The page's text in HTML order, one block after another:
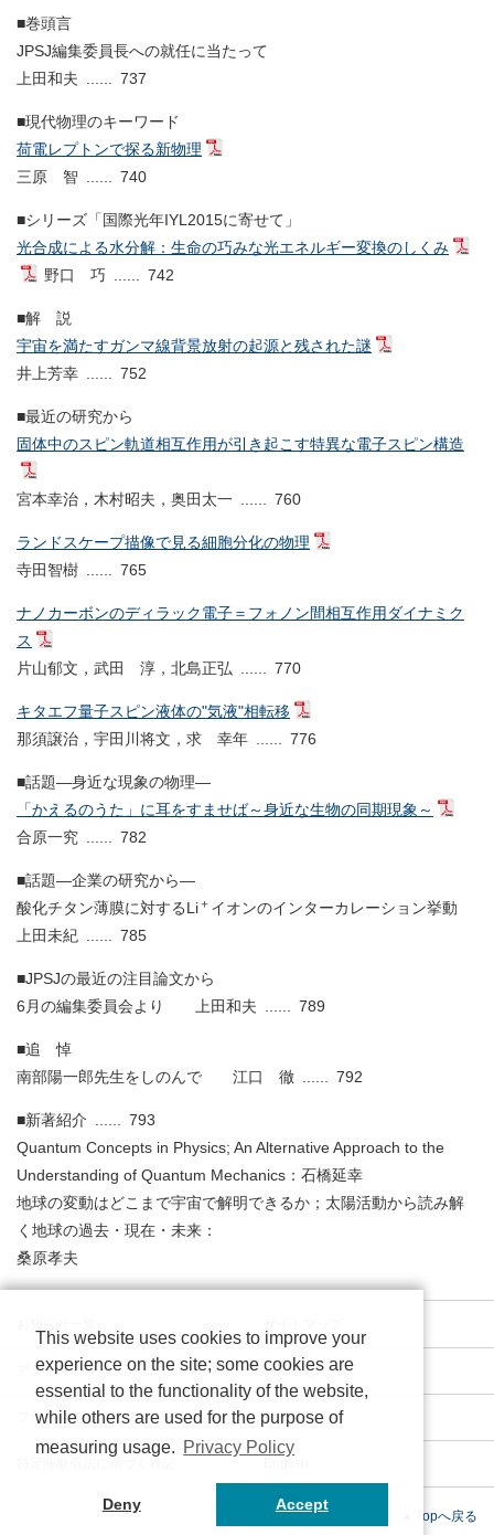
■巻頭言
JPSJ編集委員長への就任に当たって
上田和夫 ...... 737
■現代物理のキーワード
荷電レプトンで探る新物理
三原 智 ...... 740
■シリーズ「国際光年IYL2015に寄せて」
光合成による水分解：生命の巧みな光エネルギー変換のしくみ
野口 巧 ...... 742
■解 説
宇宙を満たすガンマ線背景放射の起源と残された謎
井上芳幸 ...... 752
■最近の研究から
固体中のスピン軌道相互作用が引き起こす特異な電子スピン構造
宮本幸治，木村昭夫，奥田太一 ...... 760
ランドスケープ描像で見る細胞分化の物理
寺田智樹 ...... 765
ナノカーボンのディラック電子＝フォノン間相互作用ダイナミク
ス
片山郁文，武田 淳，北島正弘 ...... 770
キタエフ量子スピン液体の"気液"相転移
那須譲治，宇田川将文，求 幸年 ...... 776
■話題―身近な現象の物理―
「かえるのうた」に耳をすませば～身近な生物の同期現象～
合原一究 ...... 782
■話題―企業の研究から―
酸化チタン薄膜に対するLi＋ イオンのインターカレーション挙動
上田未紀 ...... 785
■JPSJの最近の注目論文から
6月の編集委員会より 上田和夫 ...... 789
■追 悼
南部陽一郎先生をしのんで 江口 徹 ...... 792
■新著紹介 ...... 793
Quantum Concepts in Physics; An Alternative Approach to the
Understanding of Quantum Mechanics：石橋延幸
地球の変動はどこまで宇宙で解明できるか；太陽活動から読み解
く地球の過去・現在・未来：
桑原孝夫
アクセス お問合せ
プライバシーポリシー 免責事項
Topへ戻る
This website uses cookies to improve your
experience on the site; some cookies are
essential to the functionality of the website,
while others are used for the purpose of
measuring usage. Privacy Policy
Deny Accept